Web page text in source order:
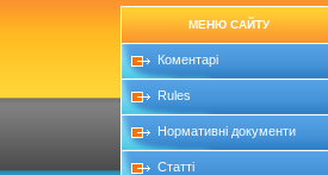
МЕНЮ САЙТУ
Коментарі
Rules
Нормативні документи
Статті